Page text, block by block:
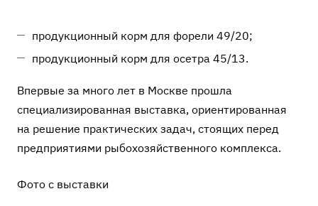
продукционный корм для форели 49/20;
продукционный корм для осетра 45/13.
Впервые за много лет в Москве прошла
специализированная выставка, ориентированная
на решение практических задач, стоящих перед
предприятиями рыбохозяйственного комплекса.
Фото с выставки